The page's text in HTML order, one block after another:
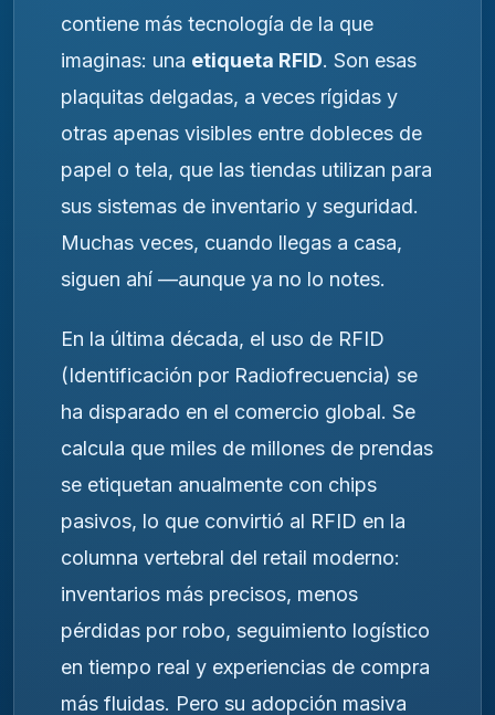
contiene más tecnología de la que
imaginas: una etiqueta RFID. Son esas
plaquitas delgadas, a veces rígidas y
otras apenas visibles entre dobleces de
papel o tela, que las tiendas utilizan para
sus sistemas de inventario y seguridad.
Muchas veces, cuando llegas a casa,
siguen ahí —aunque ya no lo notes.
En la última década, el uso de RFID
(Identificación por Radiofrecuencia) se
ha disparado en el comercio global. Se
calcula que miles de millones de prendas
se etiquetan anualmente con chips
pasivos, lo que convirtió al RFID en la
columna vertebral del retail moderno:
inventarios más precisos, menos
pérdidas por robo, seguimiento logístico
en tiempo real y experiencias de compra
más fluidas. Pero su adopción masiva